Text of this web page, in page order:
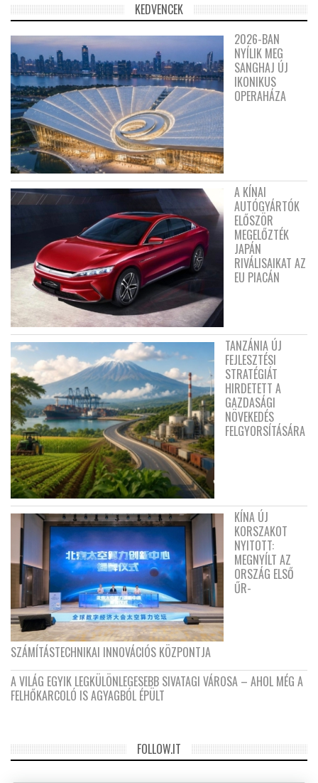
KEDVENCEK
2026-BAN
NYÍLIK MEG
SANGHAJ ÚJ
IKONIKUS
OPERAHÁZA
A KÍNAI
AUTÓGYÁRTÓK
ELŐSZÖR
MEGELŐZTÉK
JAPÁN
RIVÁLISAIKAT AZ
EU PIACÁN
TANZÁNIA ÚJ
FEJLESZTÉSI
STRATÉGIÁT
HIRDETETT A
GAZDASÁGI
NÖVEKEDÉS
FELGYORSÍTÁSÁRA
KÍNA ÚJ
KORSZAKOT
NYITOTT:
MEGNYÍLT AZ
ORSZÁG ELSŐ
ŰR-
SZÁMÍTÁSTECHNIKAI INNOVÁCIÓS KÖZPONTJA
A VILÁG EGYIK LEGKÜLÖNLEGESEBB SIVATAGI VÁROSA – AHOL MÉG A
FELHŐKARCOLÓ IS AGYAGBÓL ÉPÜLT
FOLLOW.IT